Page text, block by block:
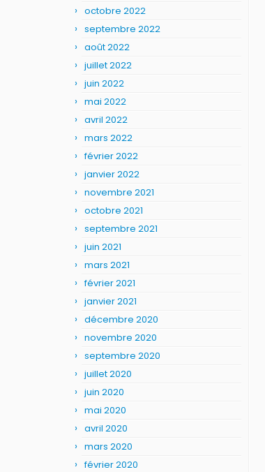
octobre 2022
septembre 2022
août 2022
juillet 2022
juin 2022
mai 2022
avril 2022
mars 2022
février 2022
janvier 2022
novembre 2021
octobre 2021
septembre 2021
juin 2021
mars 2021
février 2021
janvier 2021
décembre 2020
novembre 2020
septembre 2020
juillet 2020
juin 2020
mai 2020
avril 2020
mars 2020
février 2020